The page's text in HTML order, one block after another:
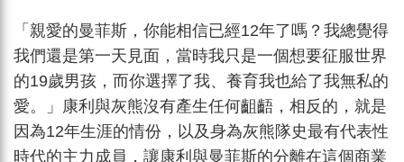
「親愛的曼菲斯，你能相信已經12年了嗎？我總覺得
我們還是第一天見面，當時我只是一個想要征服世界
的19歲男孩，而你選擇了我、養育我也給了我無私的
愛。」康利與灰熊沒有產生任何齟齬，相反的，就是
因為12年生涯的情份，以及身為灰熊隊史最有代表性
時代的主力成員，讓康利與曼菲斯的分離在這個商業